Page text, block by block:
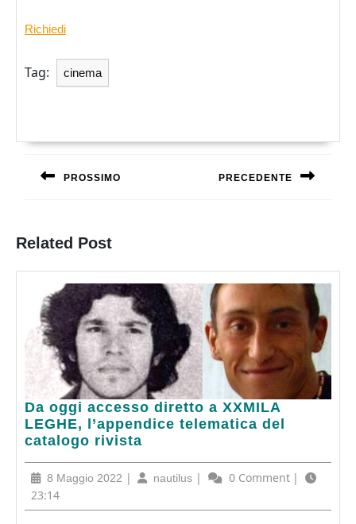
Richiedi
Tag: cinema
Navigazione
articoli
PROSSIMO PRECEDENTE
Related Post
Da oggi accesso diretto a XXMILA
LEGHE, l’appendice telematica del
catalogo rivista
Da
oggi
accesso
a
XXMILA
LEGHE,
8 Maggio 2022
2022
| nautilus nautilus
| 0 Comment |
23:14